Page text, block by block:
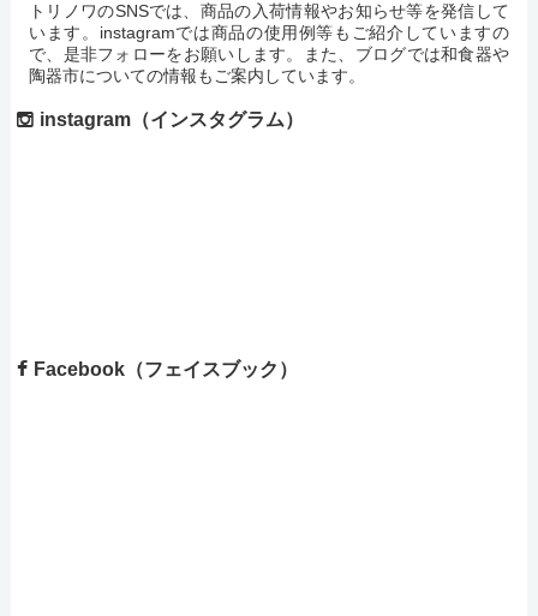
トリノワのSNSでは、商品の入荷情報やお知らせ等を発信して
います。instagramでは商品の使用例等もご紹介していますの
で、是非フォローをお願いします。また、ブログでは和食器や
陶器市についての情報もご案内しています。
instagram（インスタグラム）
Facebook（フェイスブック）